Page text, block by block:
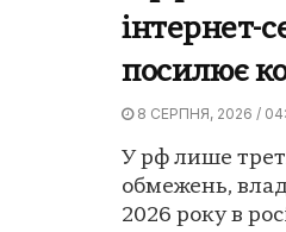
інтернет-
посилює
8 СЕРПНЯ, 2026 /
У рф лише
обмежень,
2026 року в